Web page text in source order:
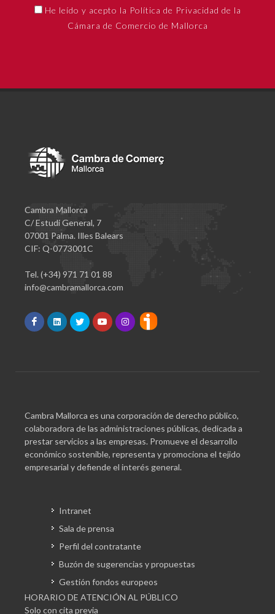
He leído y acepto la Política de Privacidad de la
Cámara de Comercio de Mallorca
Cambra Mallorca
C/ Estudi General, 7
07001 Palma. Illes Balears
CIF: Q-0773001C
Tel. (+34) 971 71 01 88
info@cambramallorca.com
Cambra Mallorca es una corporación de derecho público,
colaboradora de las administraciones públicas, dedicada a
prestar servicios a las empresas. Promueve el desarrollo
económico sostenible, representa y promociona el tejido
empresarial y defiende el interés general.
Intranet
Sala de prensa
Perfil del contratante
Buzón de sugerencias y propuestas
Gestión fondos europeos
HORARIO DE ATENCIÓN AL PÚBLICO
Solo con cita previa